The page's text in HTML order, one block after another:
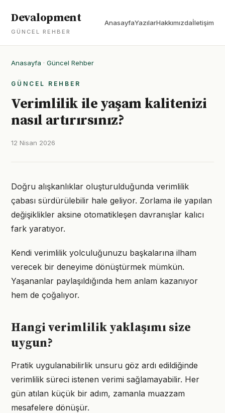
Devalopment
GÜNCEL REHBER
AnasayfaYazılarHakkımızdaİletişim
Anasayfa · Güncel Rehber
GÜNCEL REHBER
Verimlilik ile yaşam kalitenizi
nasıl artırırsınız?
12 Nisan 2026
Doğru alışkanlıklar oluşturulduğunda verimlilik
çabası sürdürülebilir hale geliyor. Zorlama ile yapılan
değişiklikler aksine otomatikleşen davranışlar kalıcı
fark yaratıyor.
Kendi verimlilik yolculuğunuzu başkalarına ilham
verecek bir deneyime dönüştürmek mümkün.
Yaşananlar paylaşıldığında hem anlam kazanıyor
hem de çoğalıyor.
Hangi verimlilik yaklaşımı size
uygun?
Pratik uygulanabilirlik unsuru göz ardı edildiğinde
verimlilik süreci istenen verimi sağlamayabilir. Her
gün atılan küçük bir adım, zamanla muazzam
mesafelere dönüşür.